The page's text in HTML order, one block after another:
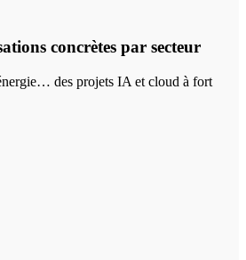
concrètes par secteur
des projets IA et cloud à fort